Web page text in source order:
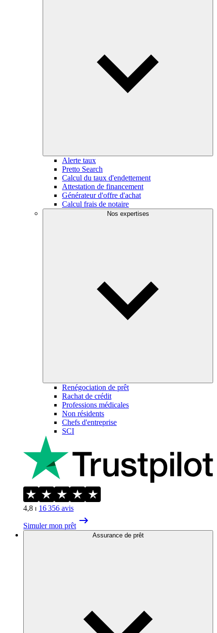
Alerte taux
Pretto Search
Calcul du taux d'endettement
Attestation de financement
Générateur d'offre d'achat
Calcul frais de notaire
Nos expertises
Renégociation de prêt
Rachat de crédit
Professions médicales
Non résidents
Chefs d'entreprise
SCI
4,8 ⏐ 16 356 avis
Simuler mon prêt
Assurance de prêt